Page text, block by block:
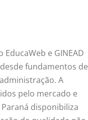
e GINEAD
fundamentos de
A
pelo mercado e
disponibiliza